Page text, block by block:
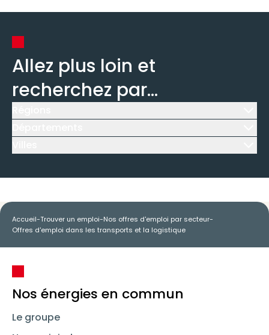
Allez plus loin et
recherchez par...
Accueil-Trouver un emploi-Nos offres d'emploi par secteur-
Offres d'emploi dans les transports et la logistique
Nos énergies en commun
Le groupe